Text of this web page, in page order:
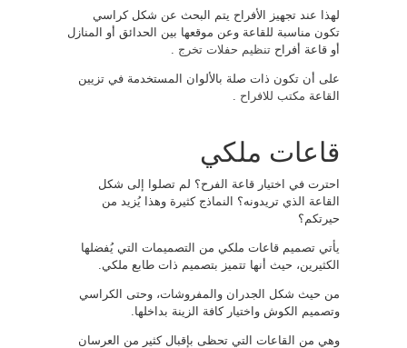
لهذا عند تجهيز الأفراح يتم البحث عن شكل كراسي
تكون مناسبة للقاعة وعن موقعها بين الحدائق أو المنازل
أو قاعة أفراح تنظيم حفلات تخرج
على أن تكون ذات صلة بالألوان المستخدمة في تزيين
القاعة مكتب للافراح
قاعات ملكي
احترت في اختيار قاعة الفرح؟ لم تصلوا إلى شكل
القاعة الذي تريدونه؟ النماذج كثيرة وهذا يُزيد من
حيرتكم؟
يأتي تصميم قاعات ملكي من التصميمات التي يُفضلها
الكثيرين، حيث أنها تتميز بتصميم ذات طابع ملكي.
من حيث شكل الجدران والمفروشات، وحتى الكراسي
وتصميم الكوش واختيار كافة الزينة بداخلها.
وهي من القاعات التي تحظى بإقبال كثير من العرسان